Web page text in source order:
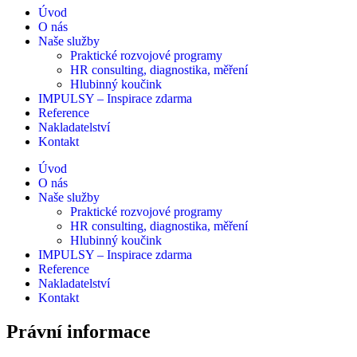
Úvod
O nás
Naše služby
Praktické rozvojové programy
HR consulting, diagnostika, měření
Hlubinný koučink
IMPULSY – Inspirace zdarma
Reference
Nakladatelství
Kontakt
Úvod
O nás
Naše služby
Praktické rozvojové programy
HR consulting, diagnostika, měření
Hlubinný koučink
IMPULSY – Inspirace zdarma
Reference
Nakladatelství
Kontakt
Právní informace